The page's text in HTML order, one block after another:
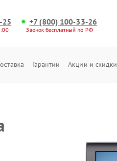
25 +7 (800) 100-33-26
Звонок бесплатный по РФ
Гарантии Акции и скидки